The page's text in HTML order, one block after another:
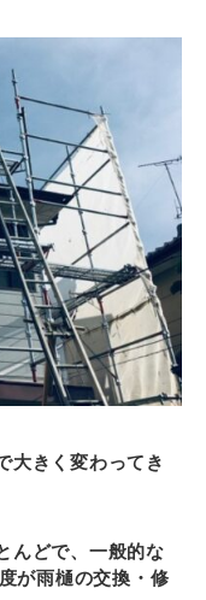
大きく変わってき
んどで、一般的な
が雨樋の交換・修